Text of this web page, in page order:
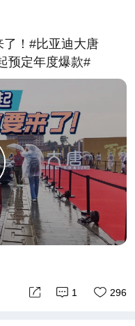
！#比亚迪大唐
预定年度爆款#
296
1